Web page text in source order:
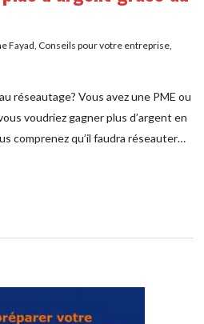
Fayad Conseils pour votre entreprise
réseautage? Vous avez une PME ou
voudriez gagner plus d’argent en
comprenez qu’il faudra réseauter…